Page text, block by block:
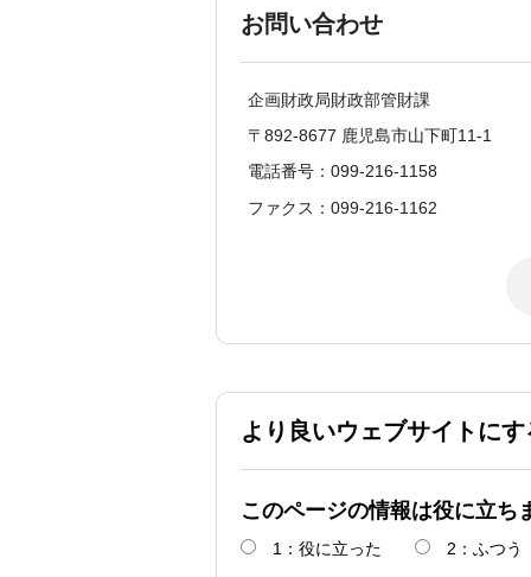
お問い合わせ
企画財政局財政部管財課
〒892-8677 鹿児島市山下町11-1
電話番号：099-216-1158
ファクス：099-216-1162
より良いウェブサイトに
このページの情報は役に立ち
1：役に立った 2：ふつう